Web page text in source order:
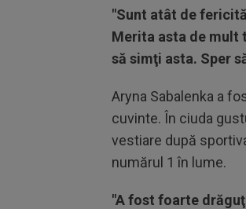
"Sunt atât de
Merita asta de mult
să simţi asta. Sper
Aryna Sabalenka a
cuvinte. În ciuda
vestiare după
numărul 1 în lume.
"A fost foarte drăguţ